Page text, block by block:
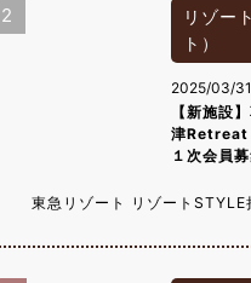
2
リゾー
ト）
2025/03/31
【新施設
津
１次会員
東急リゾート リゾートSTYLE